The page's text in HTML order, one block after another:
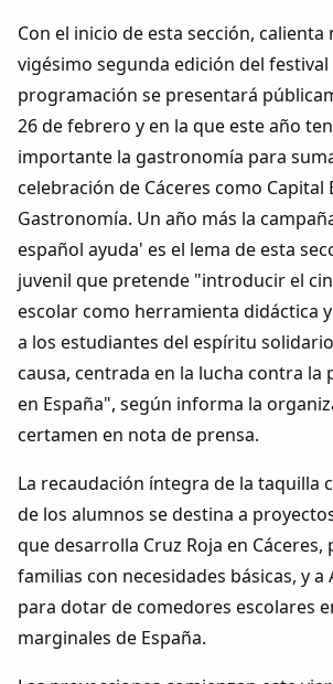
Idiosincrasia
Diccionario
Traductor
Dichos
Cancionero Local
Apodos
Peñas
La palra
Con el inicio de esta sección, calienta
vigésimo segunda edición del festival
programación se presentará
26 de febrero y en la que este año
importante la gastronomía para
celebración de Cáceres como Capital
Gastronomía. Un año más la
español ayuda' es el lema de esta
juvenil que pretende "introducir el
escolar como herramienta didáctica
a los estudiantes del espíritu
causa, centrada en la lucha contra la
en España", según informa la
certamen en nota de prensa.
La recaudación íntegra de la taquilla
de los alumnos se destina a
que desarrolla Cruz Roja en Cáceres,
familias con necesidades básicas, y a
para dotar de comedores escolares
marginales de España.